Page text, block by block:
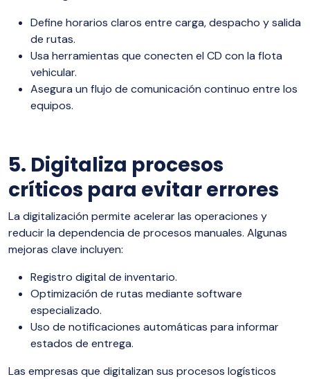
Define horarios claros entre carga, despacho y salida
de rutas.
Usa herramientas que conecten el CD con la flota
vehicular.
Asegura un flujo de comunicación continuo entre los
equipos.
5. Digitaliza procesos
críticos para evitar errores
La digitalización permite acelerar las operaciones y
reducir la dependencia de procesos manuales. Algunas
mejoras clave incluyen:
Registro digital de inventario.
Optimización de rutas mediante software
especializado.
Uso de notificaciones automáticas para informar
estados de entrega.
Las empresas que digitalizan sus procesos logísticos